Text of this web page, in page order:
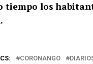
tiempo los
CORONANGO